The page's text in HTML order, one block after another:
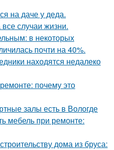
на даче у деда.
случаи жизни.
в некоторых
почти на 40%.
находятся недалеко
почему это
залы есть в Вологде
мебель при ремонте:
дома из бруса: